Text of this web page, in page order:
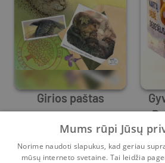
Girios paštas
Selemonas Paltanavičius
0 5
Mums rūpi Jūsų
Norime naudoti slapukus, kad geriau
mūsų interneto svetaine. Tai leidžia